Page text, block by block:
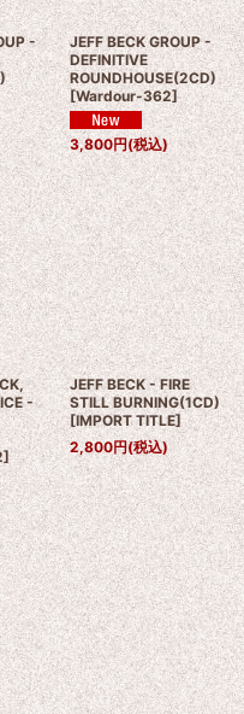
-
JEFF BECK GROUP -
DEFINITIVE
ROUNDHOUSE(2CD)
[Wardour-362]
3,800円(税込)
-
]
JEFF BECK - FIRE
STILL BURNING(1CD)
[IMPORT TITLE]
2,800円(税込)